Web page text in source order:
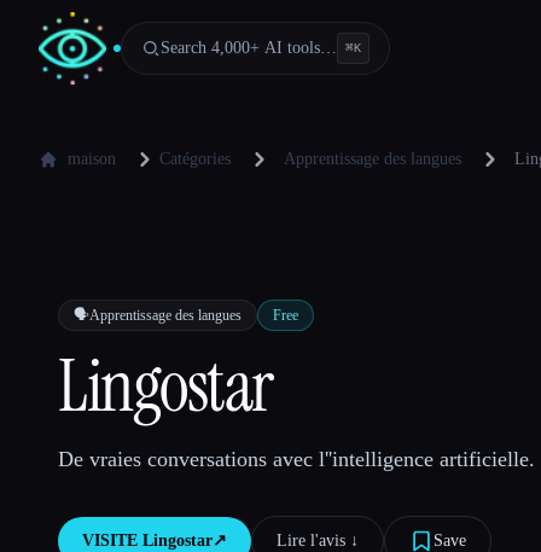
Search 4,000+ AI tools… ⌘K
maison Catégories Apprentissage des langues
🗣️Apprentissage des langues Free
Lingostar
De vraies conversations avec l''intelligence artificielle.
VISITE Lingostar↗︎ Lire l'avis ↓︎ Save